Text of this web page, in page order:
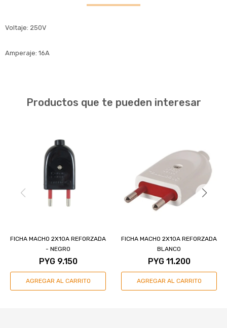
Voltaje: 250V
Amperaje: 16A
Productos que te pueden interesar
FICHA MACHO 2X10A REFORZADA
- NEGRO
PYG 9.150
FICHA MACHO 2X10A REFORZADA
BLANCO
PYG 11.200